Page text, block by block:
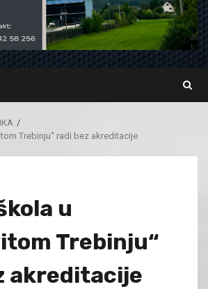
Trebinju“ radi bez akreditacije
u
Trebinju“
akreditacije